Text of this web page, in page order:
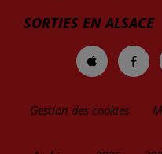
SORTIES EN ALSACE
Gestion des cookies